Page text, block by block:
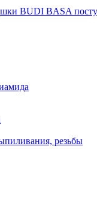
BUDI BASA
резьбы